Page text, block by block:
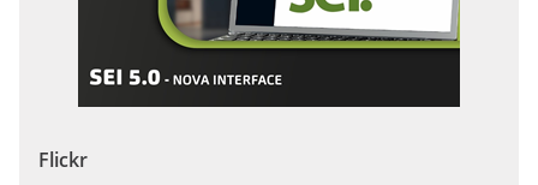
Flickr